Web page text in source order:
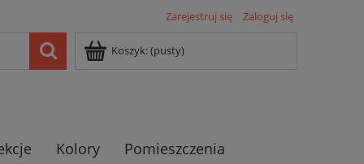
Zarejestruj się Zaloguj się
Koszyk:(pusty)
Kolory Pomieszczenia